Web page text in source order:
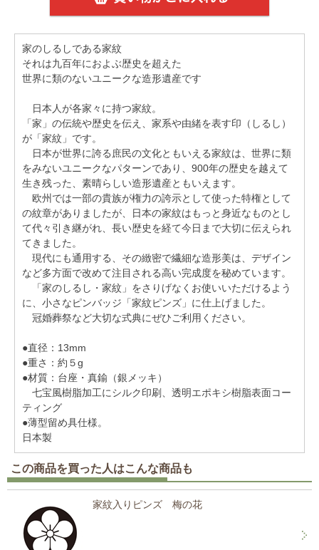
家のしるしである家紋
それは九百年におよぶ歴史を超えた
世界に類のないユニークな造形遺産です
日本人が各家々に持つ家紋。
「家」の伝統や歴史を伝え、家系や由緒を表す印（しるし）
が「家紋」です。
日本が世界に誇る庶民の文化ともいえる家紋は、世界に類
をみないユニークなパターンであり、900年の歴史を越えて
生き残った、素晴らしい造形遺産ともいえます。
欧州では一部の貴族が権力の誇示として使った特権として
の紋章がありましたが、日本の家紋はもっと身近なものとし
て代々引き継がれ、長い歴史を経て今日まで大切に伝えられ
てきました。
現代にも通用する、その緻密で繊細な造形美は、デザイン
など多方面で改めて注目される高い完成度を秘めています。
「家のしるし・家紋」をさりげなくお使いいただけるよう
に、小さなピンバッジ「家紋ピンズ」に仕上げました。
冠婚葬祭など大切な式典にぜひご利用ください。
●直径：13mm
●重さ：約５g
●材質：台座・真鍮（銀メッキ）
七宝風樹脂加工にシルク印刷、透明エポキシ樹脂表面コー
ティング
●薄型留め具仕様。
日本製
この商品を買った人はこんな商品も
家紋入りピンズ 梅の花